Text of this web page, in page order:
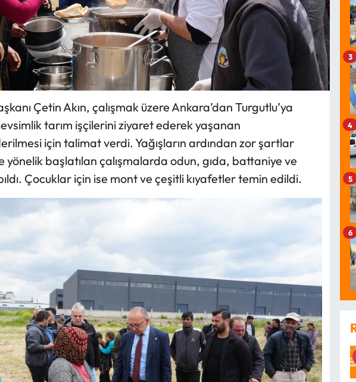
Çetin Akın, çalışmak üzere Ankara’dan Turgutlu’ya
tarım işçilerini ziyaret ederek yaşanan
için talimat verdi. Yağışların ardından zor şartlar
yönelik başlatılan çalışmalarda odun, gıda, battaniye ve
Çocuklar için ise mont ve çeşitli kıyafetler temin edildi.
3
4
5
6